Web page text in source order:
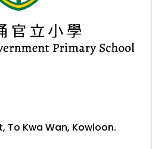
To Kwa Wan, Kowloon.